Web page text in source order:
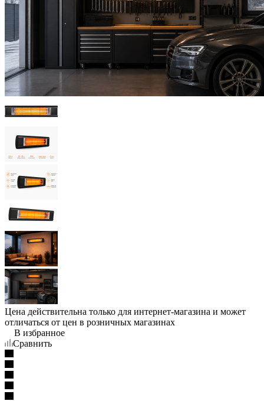
Цена действительна только для интернет-магазина и может
отличаться от цен в розничных магазинах
В избранное
Сравнить